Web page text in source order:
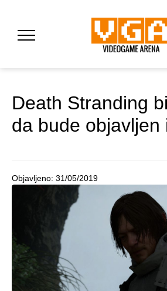
Death Stranding
da bude objavljen
Objavljeno: 31/05/2019